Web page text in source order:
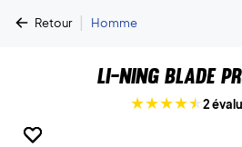
Retour | Homme
Li-Ning Blade
2